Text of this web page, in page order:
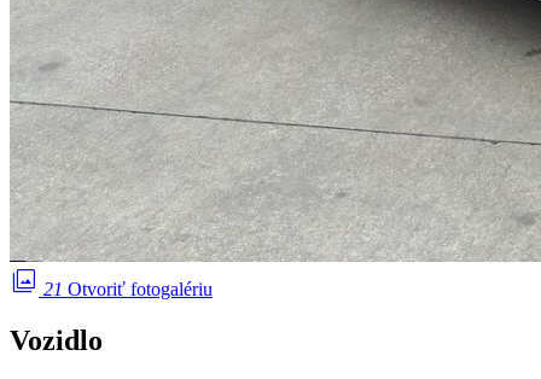
photo_library 21 Otvoriť fotogalériu
Vozidlo